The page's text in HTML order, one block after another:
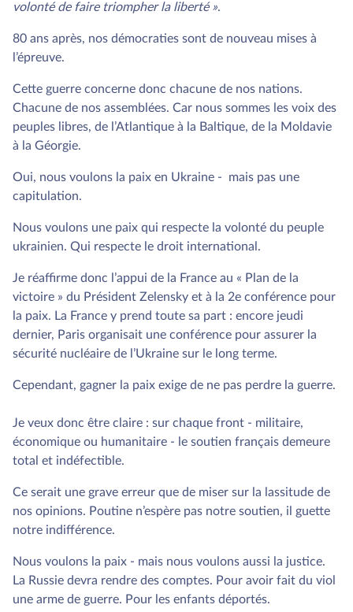
volonté de faire triompher la liberté ».
80 ans après, nos démocraties sont de nouveau mises à
l’épreuve.
Cette guerre concerne donc chacune de nos nations.
Chacune de nos assemblées. Car nous sommes les voix des
peuples libres, de l’Atlantique à la Baltique, de la Moldavie
à la Géorgie.
Oui, nous voulons la paix en Ukraine - mais pas une
capitulation.
Nous voulons une paix qui respecte la volonté du peuple
ukrainien. Qui respecte le droit international.
Je réaffirme donc l’appui de la France au « Plan de la
victoire » du Président Zelensky et à la 2e conférence pour
la paix. La France y prend toute sa part : encore jeudi
dernier, Paris organisait une conférence pour assurer la
sécurité nucléaire de l’Ukraine sur le long terme.
Cependant, gagner la paix exige de ne pas perdre la guerre.
Je veux donc être claire : sur chaque front - militaire,
économique ou humanitaire - le soutien français demeure
total et indéfectible.
Ce serait une grave erreur que de miser sur la lassitude de
nos opinions. Poutine n’espère pas notre soutien, il guette
notre indifférence.
Nous voulons la paix - mais nous voulons aussi la justice.
La Russie devra rendre des comptes. Pour avoir fait du viol
une arme de guerre. Pour les enfants déportés.